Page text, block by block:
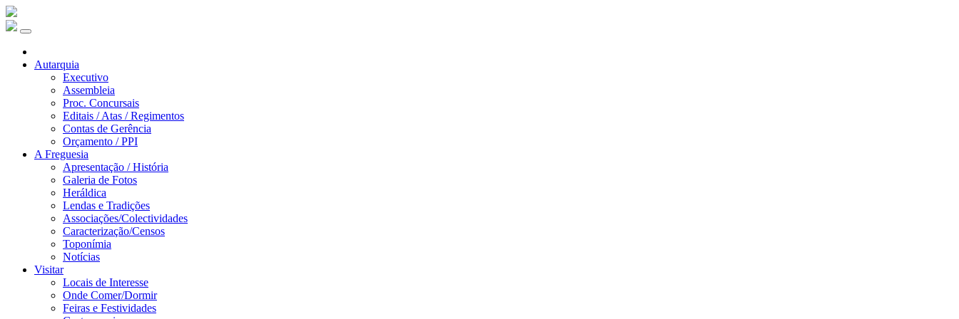
Autarquia
Executivo
Assembleia
Proc. Concursais
Editais / Atas / Regimentos
Contas de Gerência
Orçamento / PPI
A Freguesia
Apresentação / História
Galeria de Fotos
Heráldica
Lendas e Tradições
Associações/Colectividades
Caracterização/Censos
Toponímia
Notícias
Visitar
Locais de Interesse
Onde Comer/Dormir
Feiras e Festividades